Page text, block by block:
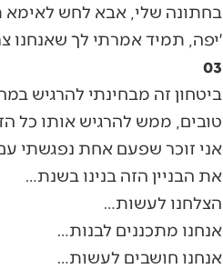
בחתונה שלי, אבא לחש לאימא
׳יפה, תמיד אמרתי לך שאנחנו
03
ביטחון זה מבחינתי להרגיש
טובים, ממש להרגיש אותו כל
אני זוכר שפעם אחת נפגשתי
את הבניין הזה בנינו בשנת…
הצלחנו לעשות…
אנחנו מתכננים לבנות…
אנחנו חושבים לעשות…